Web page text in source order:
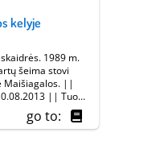
kelyje
1989 m.
šeima stovi
Maišiagalos. ||
|| Tuo
buvo daromos
go to: